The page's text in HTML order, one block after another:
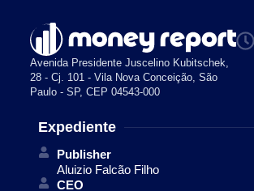
Avenida Presidente Juscelino Kubitschek,
28 - Cj. 101 - Vila Nova Conceição, São
Paulo - SP, CEP 04543-000
Expediente
Publisher
Aluizio Falcão Filho
CEO